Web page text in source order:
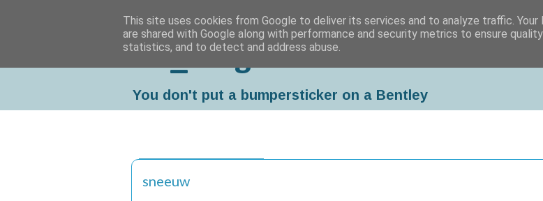
Da_Blog
You don't put a bumpersticker on a Bentley
sneeuw
This site uses cookies from Google to deliver its services and to analyze traffic. Your
are shared with Google along with performance and security metrics to ensure
statistics, and to detect and address abuse.